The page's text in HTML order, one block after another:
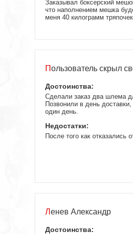
Заказывал боксерский
что наполнением мешка
меня 40 килограмм
получил: либо этого
что можно было упаковать
Пользователь скрыл свои
данные
Достоинства:
Сделали заказ два шлема
Позвонили в день
один день.
Недостатки:
После того как отказались
Ленев Александр
Достоинства: